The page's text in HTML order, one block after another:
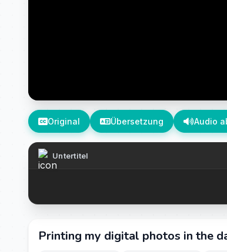
Original Übersetzung Audio
Untertitel
Printing my digital photos in the